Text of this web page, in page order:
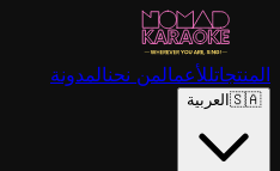
المنتجاتللأعمالمن نحنالمدونة
🇸🇦 العربية